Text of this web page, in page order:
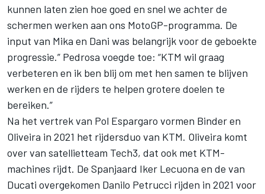
kunnen laten zien hoe goed en snel we achter de
schermen werken aan ons MotoGP-programma. De
input van Mika en Dani was belangrijk voor de geboekte
progressie.” Pedrosa voegde toe: “KTM wil graag
verbeteren en ik ben blij om met hen samen te blijven
werken en de rijders te helpen grotere doelen te
bereiken.”
Na het vertrek van Pol Espargaro vormen Binder en
Oliveira in 2021 het rijdersduo van KTM. Oliveira komt
over van satellietteam Tech3, dat ook met KTM-
machines rijdt. De Spanjaard Iker Lecuona en de van
Ducati overgekomen Danilo Petrucci rijden in 2021 voor